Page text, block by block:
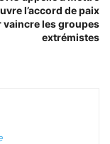
l’accord de paix
vaincre les groupes
extrémistes